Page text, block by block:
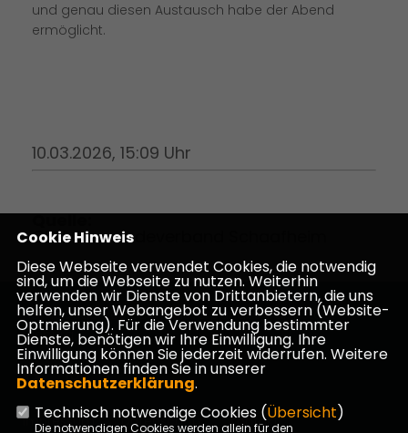
und genau diesen Austausch habe der Abend
ermöglicht.
10.03.2026, 15:09 Uhr
Quelle:
CDU Gemeindeverband Schaafheim
Homepage des CDU Kreisverbandes Darmstadt-
Dieburg
Impressum Datenschutz Kontakt
Cookie Hinweis
Diese Webseite verwendet Cookies, die notwendig
sind, um die Webseite zu nutzen. Weiterhin
verwenden wir Dienste von Drittanbietern, die uns
helfen, unser Webangebot zu verbessern (Website-
Optmierung). Für die Verwendung bestimmter
Dienste, benötigen wir Ihre Einwilligung. Ihre
Einwilligung können Sie jederzeit widerrufen. Weitere
Informationen finden Sie in unserer
Datenschutzerklärung.
Technisch notwendige Cookies (Übersicht)
Die notwendigen Cookies werden allein für den